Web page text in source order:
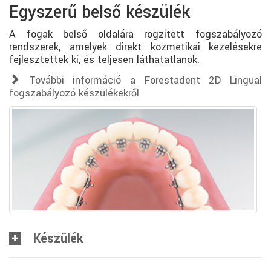
Egyszerű belső készülék
A fogak belső oldalára rögzített fogszabályozó
rendszerek, amelyek direkt kozmetikai kezelésekre
fejlesztettek ki, és teljesen láthatatlanok.
További információ a Forestadent 2D Lingual
fogszabályozó készülékekről
Készülék